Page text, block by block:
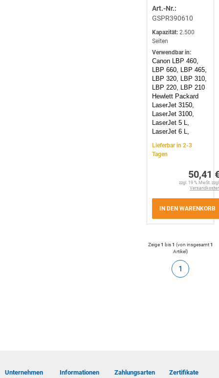
Art.-Nr.:
GSPR390610
Kapazität: 2.500
Seiten
Verwendbar in:
Canon LBP 460,
LBP 660, LBP 465,
LBP 320, LBP 310,
LBP 220, LBP 210
Hewlett Packard
LaserJet 3150,
LaserJet 3100,
LaserJet 5 L,
LaserJet 6 L,
Lieferbar in 2-3
Tagen
50,41
zzgl. 19 % MwSt.
IN DEN WARENKORB
Zeige1 bis1 (von insgesamt1
Artikel)
1
Unternehmen Informationen Zahlungsarten Zertifikate